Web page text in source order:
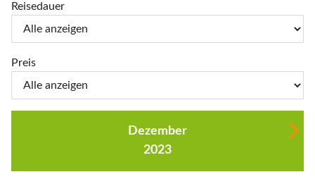
Reisedauer
Preis
Dezember
2023